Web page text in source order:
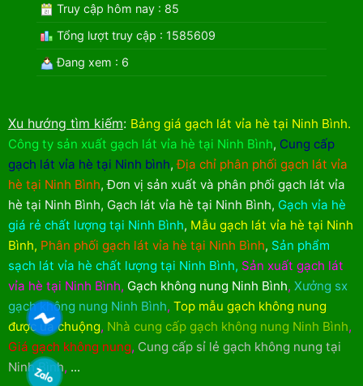
Truy cập hôm nay : 85
Tổng lượt truy cập : 1585609
Đang xem : 6
Xu hướng tìm kiếm: Bảng giá gạch lát vỉa hè tại Ninh Bình.
Công ty sản xuất gạch lát vỉa hè tại Ninh Bình, Cung cấp
gạch lát vỉa hè tại Ninh bình,Địa chỉ phân phối gạch lát vỉa
hè tại Ninh Bình,Đơn vị sản xuất và phân phối gạch lát vỉa
hè tại Ninh Bình, Gạch lát vỉa hè tại Ninh Bình, Gạch vỉa hè
giá rẻ chất lượng tại Ninh Bình, Mẫu gạch lát vỉa hè tại Ninh
Bình, Phân phối gạch lát vỉa hè tại Ninh Bình, Sản phẩm
sạch lát vỉa hè chất lượng tại Ninh Bình, Sản xuất gạch lát
vỉa hè tại Ninh Bình, Gạch không nung Ninh Bình, Xưởng sx
gạch không nung Ninh Bình, Top mẫu gạch không nung
được ưa chuộng, Nhà cung cấp gạch không nung Ninh Bình,
Giá gạch không nung, Cung cấp sỉ lẻ gạch không nung tại
Ninh Bình, ...